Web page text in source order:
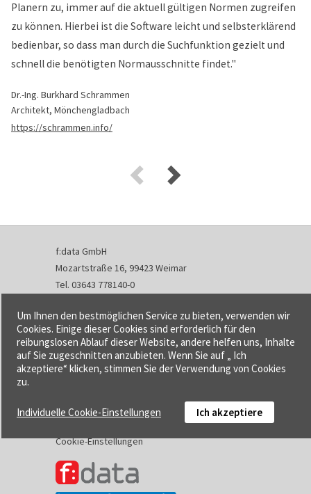
Planern zu, immer auf die aktuell gültigen Normen zugreifen
zu können. Hierbei ist die Software leicht und selbsterklärend
bedienbar, so dass man durch die Suchfunktion gezielt und
schnell die benötigten Normausschnitte findet."
Dr.-Ing. Burkhard Schrammen
Architekt, Mönchengladbach
https://schrammen.info/
f:data GmbH
Mozartstraße 16, 99423 Weimar
Tel. 03643 778140-0
info@fdata.de
Kontakt
Impressum
Cookie-Einstellungen
Um Ihnen den bestmöglichen Service zu bieten, verwenden wir
Cookies. Einige dieser Cookies sind erforderlich für den
reibungslosen Ablauf dieser Website, andere helfen uns, Inhalte
auf Sie zugeschnitten anzubieten. Wenn Sie auf „ Ich
akzeptiere“ klicken, stimmen Sie der Verwendung von Cookies
zu.
Individuelle Cookie-Einstellungen Ich akzeptiere